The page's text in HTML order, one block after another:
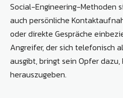
Social-Engineering-Methoden
auch persönliche
oder direkte Gespräche
Angreifer, der sich telefonisch
ausgibt, bringt sein Opfer
herauszugeben.